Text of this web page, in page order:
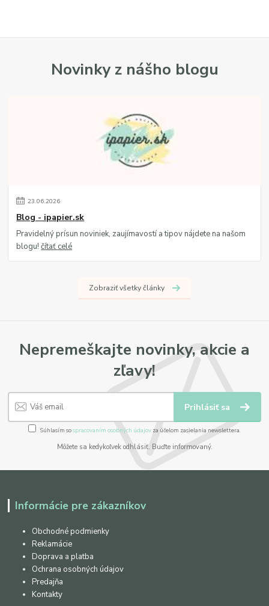
Novinky z nášho blogu
23.06.2026
Blog - ipapier.sk
Pravidelný prísun noviniek, zaujímavostí a tipov nájdete na našom
blogu!čítať celé
Zobraziť všetky články
Nepremeškajte novinky, akcie a
zľavy!
Prihlásiť sa
Súhlasím sospracovaním osobných údajov za účelom zasielania newslettera.
Môžete sa kedykoľvek odhlásiť. Buďte informovaný.
Informácie pre zákazníkov
Obchodné podmienky
Reklamácie
Doprava a platba
Ochrana osobných údajov
Predajňa
Kontakty